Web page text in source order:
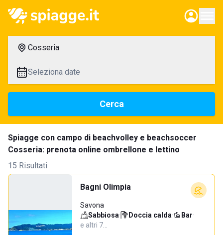
Cosseria
Seleziona date
Cerca
Spiagge con campo di beachvolley e beachsoccer
Cosseria: prenota online ombrellone e lettino
15 Risultati
Bagni Olimpia
Savona
Sabbiosa· Doccia calda· Bar·
e altri 7…